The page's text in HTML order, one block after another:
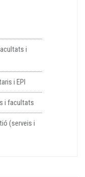
i
i EPI
i facultats
(serveis i